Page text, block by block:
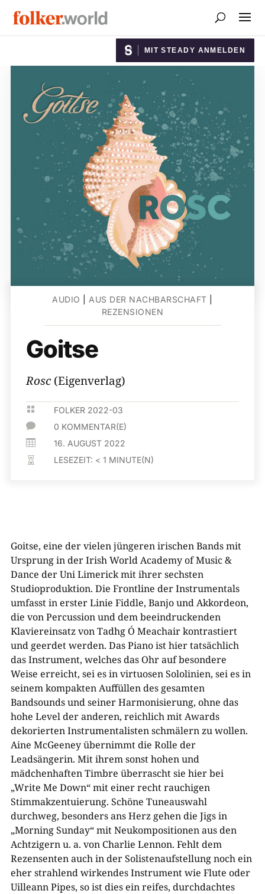
MIT STEADY ANMELDEN
AUDIO AUS DER NACHBARSCHAFT
REZENSIONEN
Goitse
Rosc(Eigenverlag)
 FOLKER 2022-03
 0 KOMMENTAR(E)
 16. AUGUST 2022
 LESEZEIT: < 1 MINUTE(N)
Goitse, eine der vielen jüngeren irischen Bands mit
Ursprung in der Irish World Academy of Music &
Dance der Uni Limerick mit ihrer sechsten
Studioproduktion. Die Frontline der Instrumentals
umfasst in erster Linie Fiddle, Banjo und Akkordeon,
die von Percussion und dem beeindruckenden
Klaviereinsatz von Tadhg Ó Meachair kontrastiert
und geerdet werden. Das Piano ist hier tatsächlich
das Instrument, welches das Ohr auf besondere
Weise erreicht, sei es in virtuosen Sololinien, sei es in
seinem kompakten Auffüllen des gesamten
Bandsounds und seiner Harmonisierung, ohne das
hohe Level der anderen, reichlich mit Awards
dekorierten Instrumentalisten schmälern zu wollen.
Aine McGeeney übernimmt die Rolle der
Leadsängerin. Mit ihrem sonst hohen und
mädchenhaften Timbre überrascht sie hier bei
„Write Me Down“ mit einer recht rauchigen
Stimmakzentuierung. Schöne Tuneauswahl
durchweg, besonders ans Herz gehen die Jigs in
„Morning Sunday“ mit Neukompositionen aus den
Achtzigern u. a. von Charlie Lennon. Fehlt dem
Rezensenten auch in der Solistenaufstellung noch ein
eher strahlend wirkendes Instrument wie Flute oder
Uilleann Pipes, so ist dies ein reifes, durchdachtes